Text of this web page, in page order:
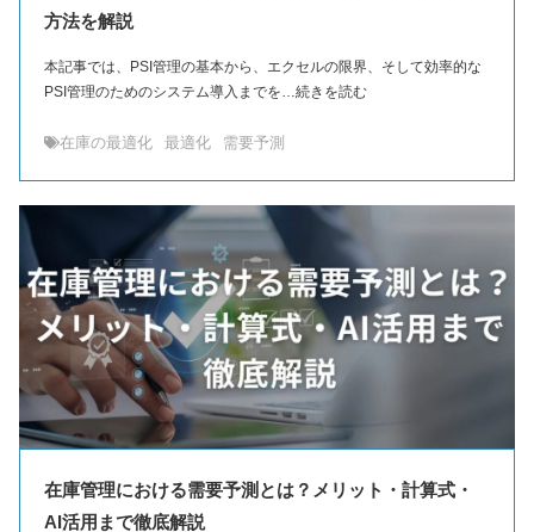
方法を解説
本記事では、PSI管理の基本から、エクセルの限界、そして効率的な
PSI管理のためのシステム導入までを…続きを読む
在庫の最適化 最適化 需要予測
在庫管理における需要予測とは？メリット・計算式・
AI活用まで徹底解説